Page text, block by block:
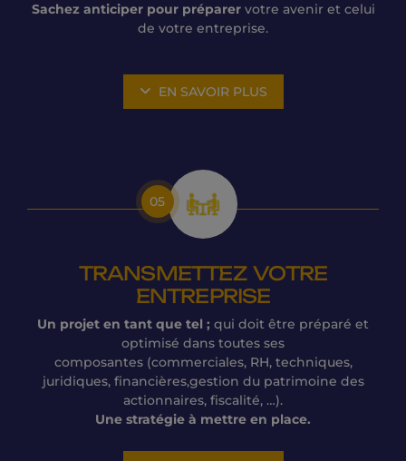
Sachez anticiper pour préparervotre avenir et celui
de votre entreprise.
EN SAVOIR PLUS
05
TRANSMETTEZ VOTRE
ENTREPRISE
Un projet en tant que tel ; qui doit être préparé et
optimisé dans toutes ses
composantes (commerciales, RH, techniques,
juridiques, financières,gestion du patrimoine des
actionnaires, fiscalité, …).
Une stratégie à mettre en place.